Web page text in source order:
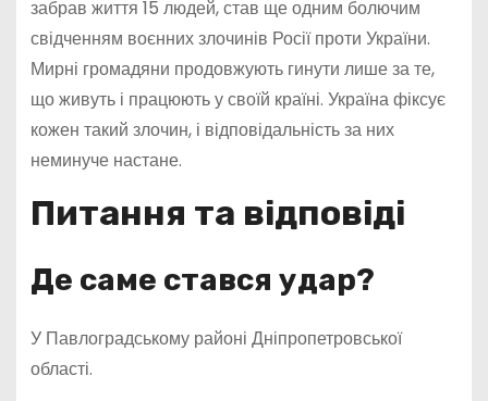
забрав життя 15 людей, став ще одним болючим
свідченням воєнних злочинів Росії проти України.
Мирні громадяни продовжують гинути лише за те,
що живуть і працюють у своїй країні. Україна фіксує
кожен такий злочин, і відповідальність за них
неминуче настане.
Питання та відповіді
Де саме стався удар?
У Павлоградському районі Дніпропетровської
області.